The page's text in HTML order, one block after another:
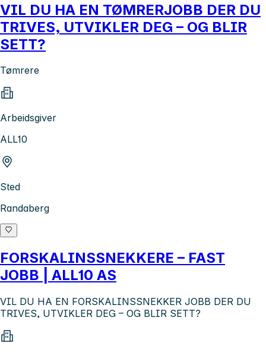
VIL DU HA EN TØMRERJOBB DER DU
TRIVES, UTVIKLER DEG – OG BLIR
SETT?
Tømrere
Arbeidsgiver
ALL10
Sted
Randaberg
FORSKALINSSNEKKERE – FAST
JOBB | ALL10 AS
VIL DU HA EN FORSKALINSSNEKKER JOBB DER DU
TRIVES, UTVIKLER DEG – OG BLIR SETT?